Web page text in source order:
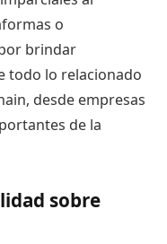
o
brindar
todo lo relacionado
desde empresas
de la
sobre